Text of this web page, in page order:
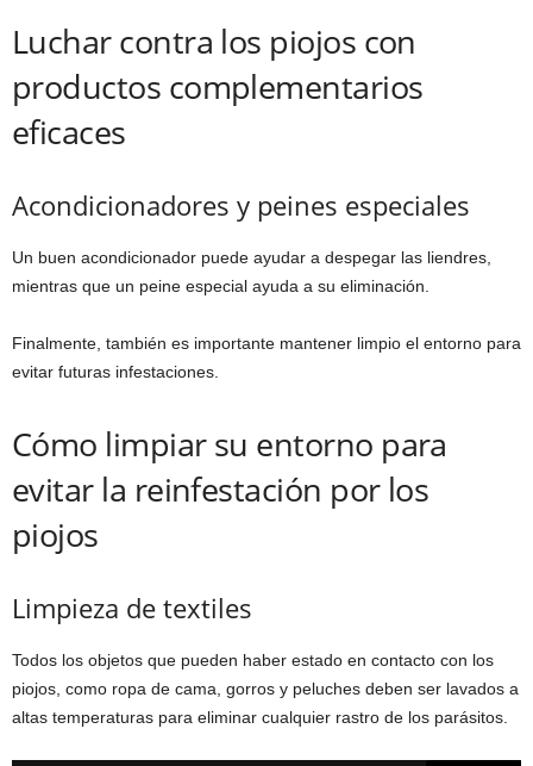
Luchar contra los piojos con
productos complementarios
eficaces
Acondicionadores y peines especiales
Un buen acondicionador puede ayudar a despegar las liendres,
mientras que un peine especial ayuda a su eliminación.
Finalmente, también es importante mantener limpio el entorno para
evitar futuras infestaciones.
Cómo limpiar su entorno para
evitar la reinfestación por los
piojos
Limpieza de textiles
Todos los objetos que pueden haber estado en contacto con los
piojos, como ropa de cama, gorros y peluches deben ser lavados a
altas temperaturas para eliminar cualquier rastro de los parásitos.